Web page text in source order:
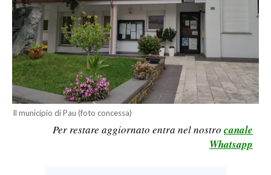
ITALIA
MONDO
POLITICA
ECONOMIA
SERVIZI ALLE IMPRESE
Il municipio di Pau (foto concessa)
Per restare aggiornato entra nel nostro canale
Whatsapp